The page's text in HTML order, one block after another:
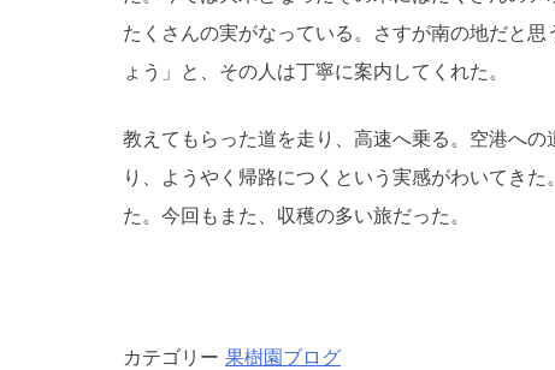
たくさんの実がなっている。さすが南の地だと
ょう」と、その人は丁寧に案内してくれた。
教えてもらった道を走り、高速へ乗る。空港へ
り、ようやく帰路につくという実感がわいてき
た。今回もまた、収穫の多い旅だった。
カテゴリー 果樹園ブログ